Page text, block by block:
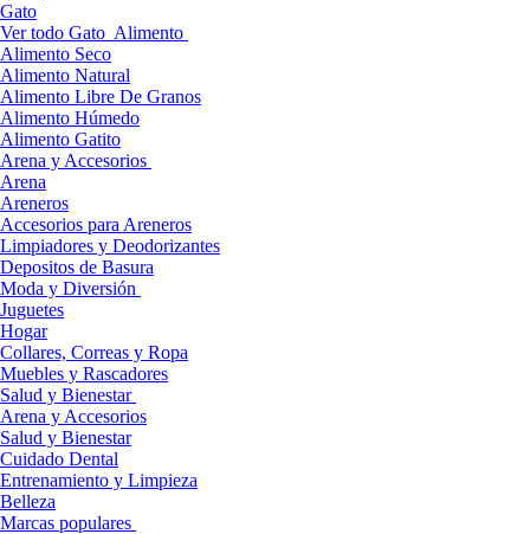
Gato
Ver todo Gato Alimento
Alimento Seco
Alimento Natural
Alimento Libre De Granos
Alimento Húmedo
Alimento Gatito
Arena y Accesorios
Arena
Areneros
Accesorios para Areneros
Limpiadores y Deodorizantes
Depositos de Basura
Moda y Diversión
Juguetes
Hogar
Collares, Correas y Ropa
Muebles y Rascadores
Salud y Bienestar
Arena y Accesorios
Salud y Bienestar
Cuidado Dental
Entrenamiento y Limpieza
Belleza
Marcas populares